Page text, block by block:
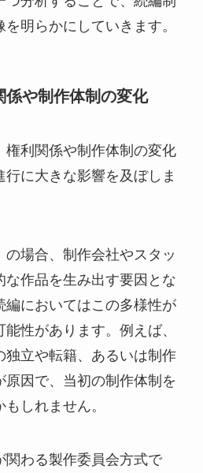
明らかにしていきます。
や制作体制の変化
権利関係や制作体制の変化
に大きな影響を及ぼしま
の場合、制作会社やスタッ
な作品を生み出す要因とな
編においてはこの多様性が
性があります。例えば、
独立や転籍、あるいは制作
因で、当初の制作体制を
しれません。
関わる製作委員会方式で